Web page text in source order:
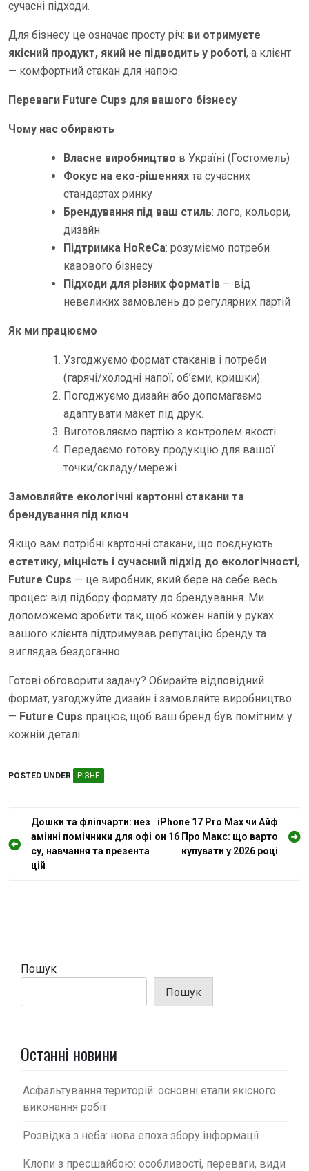
сучасні підходи.
Для бізнесу це означає просту річ: ви отримуєте
якісний продукт, який не підводить у роботі, а клієнт
— комфортний стакан для напою.
Переваги Future Cups для вашого бізнесу
Чому нас обирають
Власне виробництво в Україні (Гостомель)
Фокус на еко-рішеннях та сучасних
стандартах ринку
Брендування під ваш стиль: лого, кольори,
дизайн
Підтримка HoReCa: розуміємо потреби
кавового бізнесу
Підходи для різних форматів — від
невеликих замовлень до регулярних партій
Як ми працюємо
Узгоджуємо формат стаканів і потреби
(гарячі/холодні напої, об’єми, кришки).
Погоджуємо дизайн або допомагаємо
адаптувати макет під друк.
Виготовляємо партію з контролем якості.
Передаємо готову продукцію для вашої
точки/складу/мережі.
Замовляйте екологічні картонні стакани та
брендування під ключ
Якщо вам потрібні картонні стакани, що поєднують
естетику, міцність і сучасний підхід до екологічності,
Future Cups — це виробник, який бере на себе весь
процес: від підбору формату до брендування. Ми
допоможемо зробити так, щоб кожен напій у руках
вашого клієнта підтримував репутацію бренду та
виглядав бездоганно.
Готові обговорити задачу? Обирайте відповідний
формат, узгоджуйте дизайн і замовляйте виробництво
— Future Cups працює, щоб ваш бренд був помітним у
кожній деталі.
POSTED UNDER РІЗНЕ
а
Дошки та фліпчарти: нез
амінні помічники для офі
су, навчання та презента
цій
iPhone 17 Pro Max чи Айф
он 16 Про Макс: що варто
купувати у 2026 році
Пошук
Пошук
Останні новини
Асфальтування територій: основні етапи якісного
виконання робіт
Розвідка з неба: нова епоха збору інформації
Клопи з пресшайбою: особливості, переваги, види